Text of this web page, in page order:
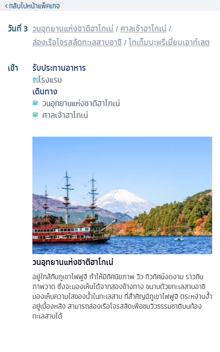
กลับไปหน้าแพ็คเกจ
วันที่3 วนอุทยานแห่งชาติฮาโกเน่ /ศาลเจ้าฮาโกเน่ /
ล่องเรือโจรสลัดทะเลสาบอาชิ /โกเท็มบะพรีเมี่ยมเอาท์เลต
เช้า
รับประทานอาหาร
โรงแรม
เดินทาง
วนอุทยานแห่งชาติฮาโกเน่
ศาลเจ้าฮาโกเน่
วนอุทยานแห่งชาติฮาโกเน่
อยู่ใกล้กับภูเขาไฟฟูจิ ทำให้มีทัศนียภาพ วิว ทิวทัศน์งดงาม ราวกับ
ภาพวาด ซึ่งจะมองเห็นได้จากสองข้างทาง ขนาบด้วยทะเลสาบอาชิ
มองเห็นความใสของน้ำในทะเลสาบ ที่สำคัญมีภูเขาไฟฟูจิ ตระหง่านง้ำ
อยู่เบื้องหลัง สามารถล่องเรือโจรสลัดเพื่อชมวิวธรรมชาติบนท้อง
ทะเลสาบได้